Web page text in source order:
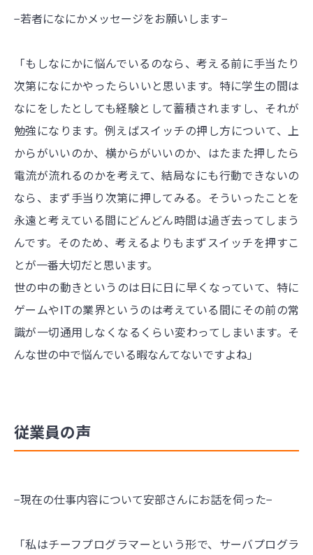
−若者になにかメッセージをお願いします−
「もしなにかに悩んでいるのなら、考える前に手当たり
次第になにかやったらいいと思います。特に学生の間は
なにをしたとしても経験として蓄積されますし、それが
勉強になります。例えばスイッチの押し方について、上
からがいいのか、横からがいいのか、はたまた押したら
電流が流れるのかを考えて、結局なにも行動できないの
なら、まず手当り次第に押してみる。そういったことを
永遠と考えている間にどんどん時間は過ぎ去ってしまう
んです。そのため、考えるよりもまずスイッチを押すこ
とが一番大切だと思います。
世の中の動きというのは日に日に早くなっていて、特に
ゲームやITの業界というのは考えている間にその前の常
識が一切通用しなくなるくらい変わってしまいます。そ
んな世の中で悩んでいる暇なんてないですよね」
従業員の声
−現在の仕事内容について安部さんにお話を伺った−
「私はチーフプログラマーという形で、サーバプログラ